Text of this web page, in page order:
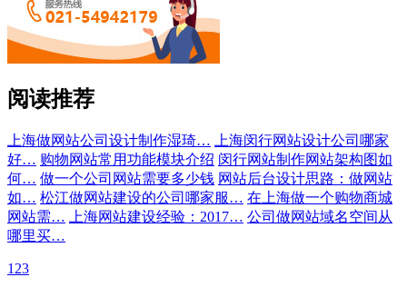
阅读推荐
上海做网站公司设计制作湿琦…
上海闵行网站设计公司哪家
好… 购物网站常用功能模块介绍 闵行网站制作网站架构图如
何… 做一个公司网站需要多少钱 网站后台设计思路：做网站
如… 松江做网站建设的公司哪家服… 在上海做一个购物商城
网站需…
上海网站建设经验：2017… 公司做网站域名空间从
哪里买…
1 23